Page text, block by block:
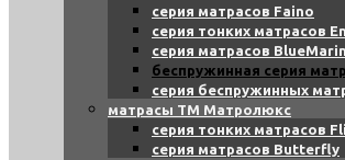
серия матрасов Faino
серия тонких матрасов
серия матрасов
беспружинная серия
серия беспружинных
матрасы ТМ Матролюкс
серия тонких матрасов
серия матрасов Butterfly